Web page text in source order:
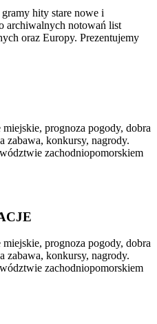
hity stare nowe i
archiwalnych notowań list
oraz Europy. Prezentujemy
prognoza pogody, dobra
zabawa, konkursy, nagrody.
zachodniopomorskiem
prognoza pogody, dobra
zabawa, konkursy, nagrody.
zachodniopomorskiem